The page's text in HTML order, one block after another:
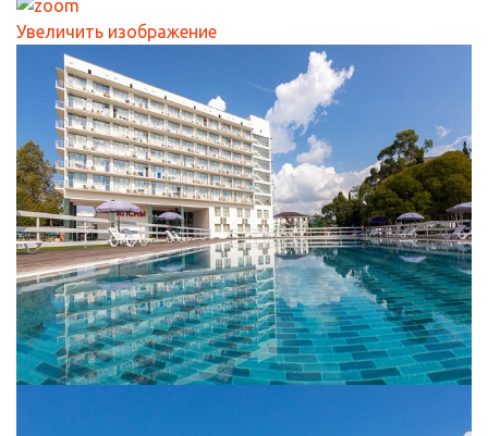
Увеличить изображение